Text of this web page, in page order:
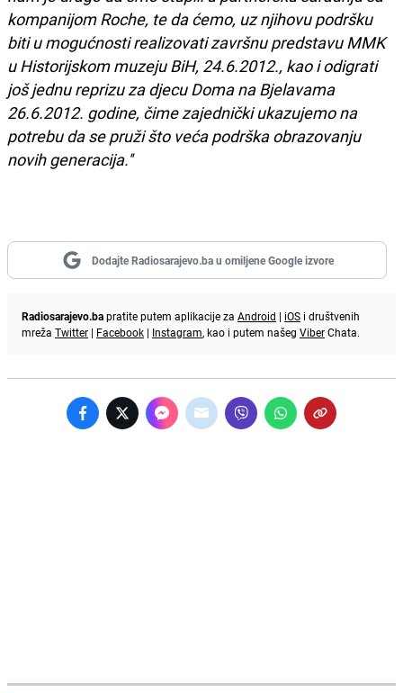
kompanijom Roche, te da ćemo, uz njihovu podršku
biti u mogućnosti realizovati završnu predstavu MMK
u Historijskom muzeju BiH, 24.6.2012., kao i odigrati
još jednu reprizu za djecu Doma na Bjelavama
26.6.2012. godine, čime zajednički ukazujemo na
potrebu da se pruži što veća podrška obrazovanju
novih generacija.''
Dodajte Radiosarajevo.ba u omiljene Google izvore
Radiosarajevo.bapratite putem aplikacije za Android | iOS i društvenih
mreža Twitter | Facebook | Instagram, kao i putem našeg ViberChata.